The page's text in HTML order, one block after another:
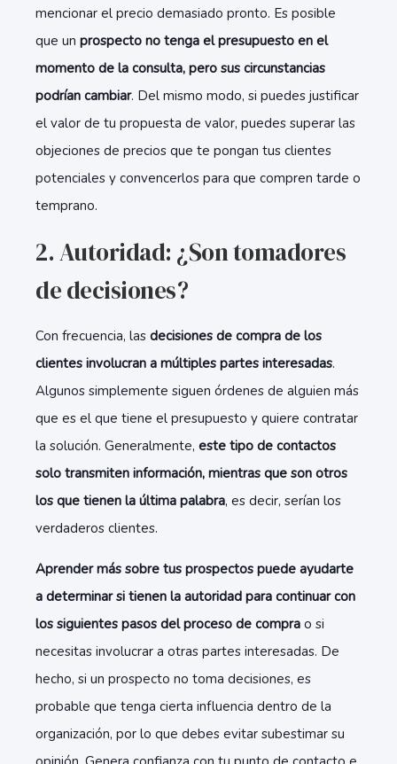
mencionar el precio demasiado pronto. Es posible
que un prospecto no tenga el presupuesto en el
momento de la consulta, pero sus circunstancias
podrían cambiar. Del mismo modo, si puedes justificar
el valor de tu propuesta de valor, puedes superar las
objeciones de precios que te pongan tus clientes
potenciales y convencerlos para que compren tarde o
temprano.
2. Autoridad: ¿Son tomadores
de decisiones?
Con frecuencia, las decisiones de compra de los
clientes involucran a múltiples partes interesadas.
Algunos simplemente siguen órdenes de alguien más
que es el que tiene el presupuesto y quiere contratar
la solución. Generalmente, este tipo de contactos
solo transmiten información, mientras que son otros
los que tienen la última palabra, es decir, serían los
verdaderos clientes.
Aprender más sobre tus prospectos puede ayudarte
a determinar si tienen la autoridad para continuar con
los siguientes pasos del proceso de compra o si
necesitas involucrar a otras partes interesadas. De
hecho, si un prospecto no toma decisiones, es
probable que tenga cierta influencia dentro de la
organización, por lo que debes evitar subestimar su